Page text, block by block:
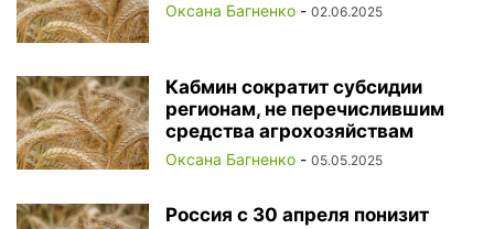
Оксана Багненко - 02.06.2025
Кабмин сократит субсидии
регионам, не перечислившим
средства агрохозяйствам
Оксана Багненко - 05.05.2025
Россия с 30 апреля понизит